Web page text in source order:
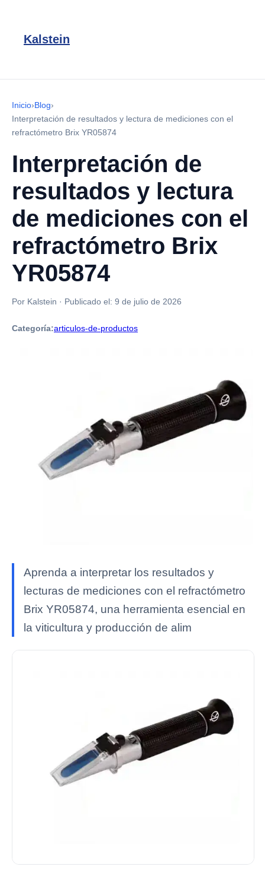
Kalstein
Inicio›Blog›
Interpretación de resultados y lectura de mediciones con el
refractómetro Brix YR05874
Interpretación de
resultados y lectura
de mediciones con el
refractómetro Brix
YR05874
Por Kalstein · Publicado el: 9 de julio de 2026
Categoría:articulos-de-productos
Aprenda a interpretar los resultados y
lecturas de mediciones con el refractómetro
Brix YR05874, una herramienta esencial en
la viticultura y producción de alim